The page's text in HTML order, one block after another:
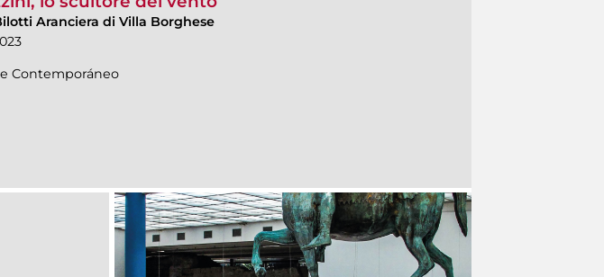
Aranciera di Villa Borghese
Contemporáneo